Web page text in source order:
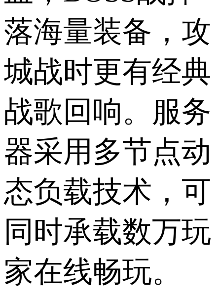
落海量装备，攻
城战时更有经典
战歌回响。服务
器采用多节点动
态负载技术，可
同时承载数万玩
家在线畅玩。